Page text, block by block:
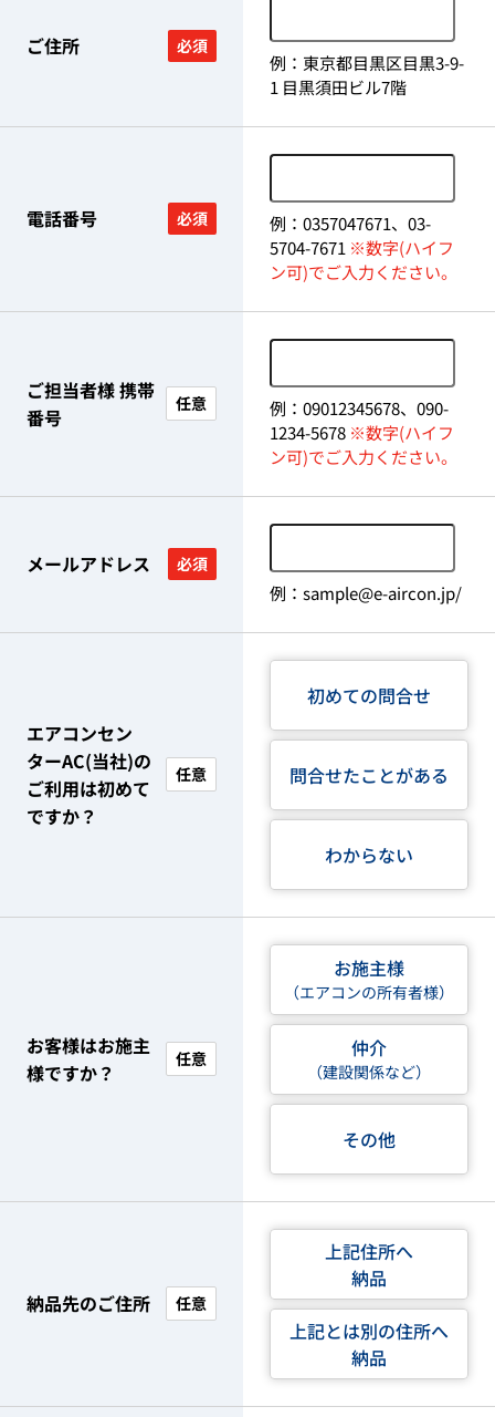
ご住所 必須
例：東京都目黒区目黒3-9-
1 目黒須田ビル7階
電話番号 必須
例：0357047671、03-
5704-7671 ※数字(ハイフ
ン可)でご入力ください。
ご担当者様 携帯
番号
任意
例：09012345678、090-
1234-5678 ※数字(ハイフ
ン可)でご入力ください。
メールアドレス 必須
例：sample@e-aircon.jp/
エアコンセン
ターAC(当社)の
ご利用は初めて
ですか？
任意
初めての問合せ
問合せたことがある
わからない
お客様はお施主
様ですか？
任意
お施主様
（エアコンの所有者様）
仲介
（建設関係など）
その他
納品先のご住所 任意
上記住所へ
納品
上記とは別の住所へ
納品